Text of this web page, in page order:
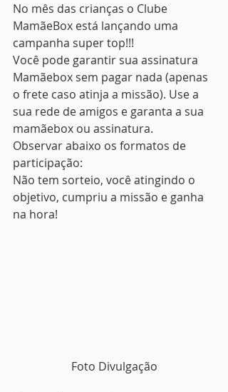
No mês das crianças o Clube
MamãeBox está lançando uma
campanha super top!!!
Você pode garantir sua assinatura
Mamãebox sem pagar nada (apenas
o frete caso atinja a missão). Use a
sua rede de amigos e garanta a sua
mamãebox ou assinatura.
Observar abaixo os formatos de
participação:
Não tem sorteio, você atingindo o
objetivo, cumpriu a missão e ganha
na hora!
Foto Divulgação